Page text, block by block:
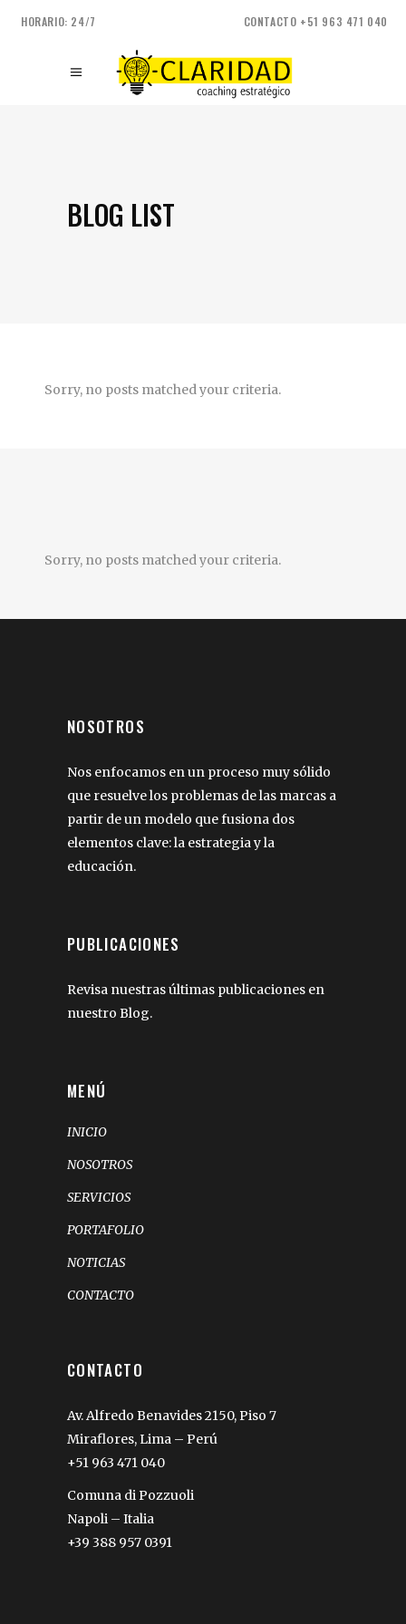
HORARIO: 24/7 CONTACTO +51 963 471 040
BLOG LIST
Sorry, no posts matched your criteria.
Sorry, no posts matched your criteria.
NOSOTROS
Nos enfocamos en un proceso muy sólido
que resuelve los problemas de las marcas a
partir de un modelo que fusiona dos
elementos clave: la estrategia y la
educación.
PUBLICACIONES
Revisa nuestras últimas publicaciones en
nuestro Blog.
MENÚ
INICIO
NOSOTROS
SERVICIOS
PORTAFOLIO
NOTICIAS
CONTACTO
CONTACTO
Av. Alfredo Benavides 2150, Piso 7
Miraflores, Lima – Perú
+51 963 471 040
Comuna di Pozzuoli
Napoli – Italia
+39 388 957 0391